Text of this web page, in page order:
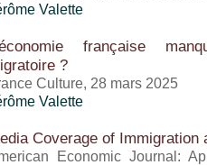
Valette
française
?
Culture, 28 mars 2025
Valette
Coverage of
Economic Journal: